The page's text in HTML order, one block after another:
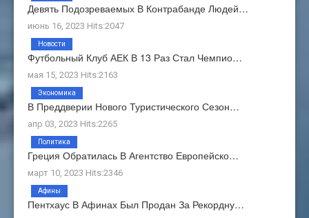
Девять Подозреваемых В Контрабанде Людей…
июнь 16, 2023 Hits:2047
Футбольный Клуб АЕК В 13 Раз Стал Чемпио…
мая 15, 2023 Hits:2163
Новости
В Преддверии Нового Туристического Сезон…
апр 03, 2023 Hits:2265
Экономика
Греция Обратилась В Агентство Европейско…
март 10, 2023 Hits:2346
Политика
Пентхаус В Афинах Был Продан За Рекордну…
Афины